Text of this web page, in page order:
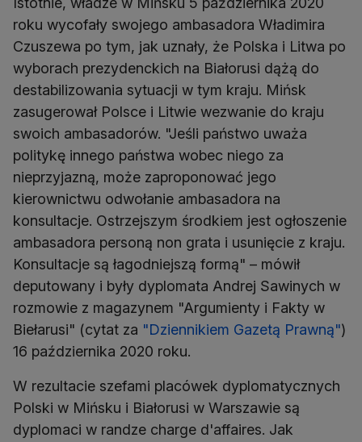
roku wycofały swojego ambasadora Władimira
Czuszewa po tym, jak uznały, że Polska i Litwa po
wyborach prezydenckich na Białorusi dążą do
destabilizowania sytuacji w tym kraju. Mińsk
zasugerował Polsce i Litwie wezwanie do kraju
swoich ambasadorów. "Jeśli państwo uważa
politykę innego państwa wobec niego za
nieprzyjazną, może zaproponować jego
kierownictwu odwołanie ambasadora na
konsultacje. Ostrzejszym środkiem jest ogłoszenie
ambasadora personą non grata i usunięcie z kraju.
Konsultacje są łagodniejszą formą" – mówił
deputowany i były dyplomata Andrej Sawinych w
rozmowie z magazynem "Argumienty i Fakty w
Biełarusi" (cytat za "Dziennikiem Gazetą Prawną")
16 października 2020 roku.
W rezultacie szefami placówek dyplomatycznych
Polski w Mińsku i Białorusi w Warszawie są
dyplomaci w randze charge d'affaires. Jak